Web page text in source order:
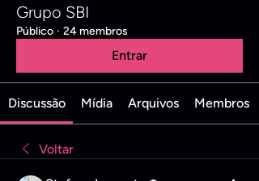
Grupo SBI
Público · 24 membros
Entrar
Discussão Mídia Arquivos Membros
Voltar